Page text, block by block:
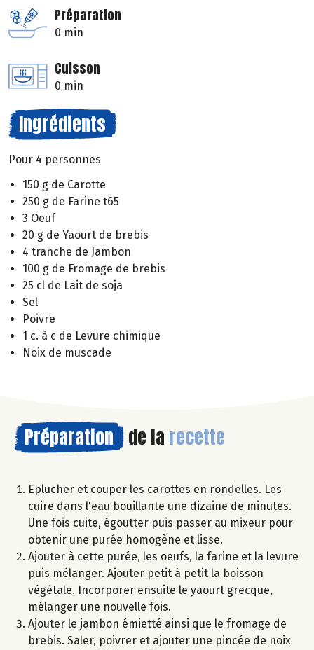
Préparation
0 min
Cuisson
0 min
Ingrédients
Pour 4 personnes
150 g de Carotte
250 g de Farine t65
3 Oeuf
20 g de Yaourt de brebis
4 tranche de Jambon
100 g de Fromage de brebis
25 cl de Lait de soja
Sel
Poivre
1 c. à c de Levure chimique
Noix de muscade
Préparation de la recette
Eplucher et couper les carottes en rondelles. Les
cuire dans l'eau bouillante une dizaine de minutes.
Une fois cuite, égoutter puis passer au mixeur pour
obtenir une purée homogène et lisse.
Ajouter à cette purée, les oeufs, la farine et la levure
puis mélanger. Ajouter petit à petit la boisson
végétale. Incorporer ensuite le yaourt grecque,
mélanger une nouvelle fois.
Ajouter le jambon émietté ainsi que le fromage de
brebis. Saler, poivrer et ajouter une pincée de noix